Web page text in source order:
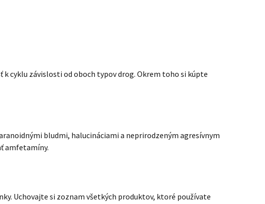
k cyklu závislosti od oboch typov drog. Okrem toho si kúpte
bludmi, halucináciami a neprirodzeným agresívnym
amfetamíny.
Uchovajte si zoznam všetkých produktov, ktoré používate